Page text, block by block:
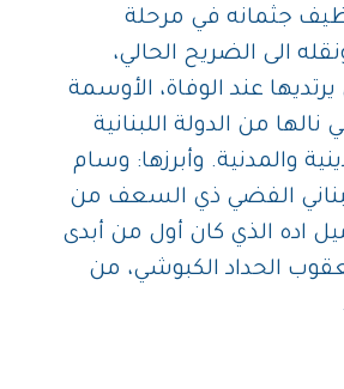
جثمانه في مرحلة
الى الضريح الحالي،
يرتديها عند الوفاة، الأوسمة
نالها من الدولة اللبنانية
والمدنية. وأبرزها: وسام
الفضي ذي السعف من
اده الذي كان أول من أبدى
الحداد الكبوشي، من